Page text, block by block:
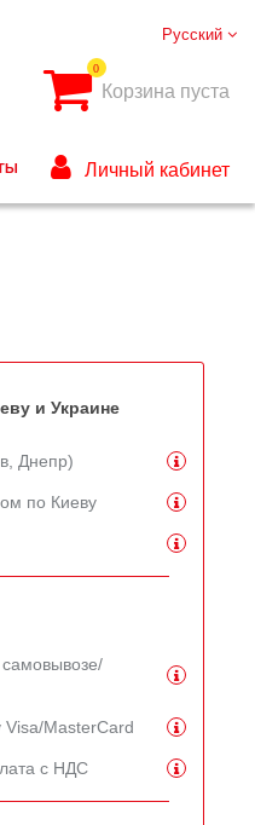
и Украине
Днепр)
по Киеву
Visa/MasterCard
с НДС
Русский
0
Корзина пуста
Личный кабинет